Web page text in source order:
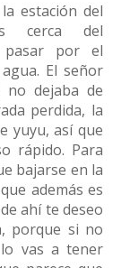
estación del
cerca del
pasar por el
El señor
dejaba de
perdida, la
yuyu, así que
rápido. Para
bajarse en la
además es
ahí te deseo
porque si no
vas a tener